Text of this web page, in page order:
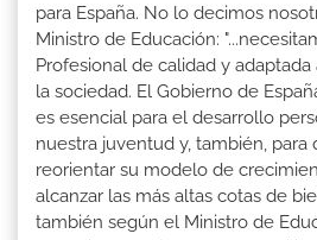
para España. No lo decimos
Ministro de Educación:
Profesional de calidad y
la sociedad. El Gobierno de
es esencial para el desarrollo
nuestra juventud y, también, para
reorientar su modelo de
alcanzar las más altas cotas de
también según el Ministro de